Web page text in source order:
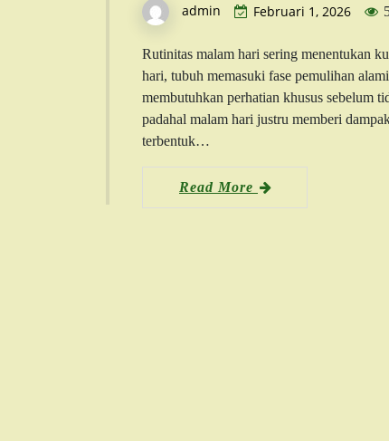
admin Februari 1, 2026
Rutinitas malam hari sering menentukan
hari, tubuh memasuki fase pemulihan
membutuhkan perhatian khusus sebelum
padahal malam hari justru memberi
terbentuk…
Read More